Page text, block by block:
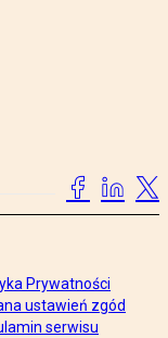
Prywatności
ustawień zgód
serwisu